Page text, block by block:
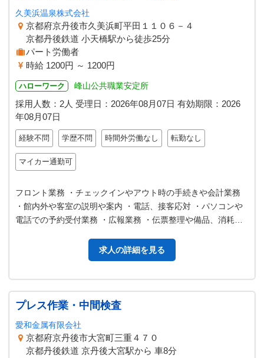
久美浜温泉株式会社
京都府京丹後市久美浜町平田１１０６－４
京都丹後鉄道 小天橋駅から徒歩25分
パート労働者
時給 1200円 ～ 1200円
ハローワーク 峰山公共職業安定所
採用人数：2人 受理日： 2026年08月07日 有効期限： 2026
年08月07日
経験不問 学歴不問 時間外労働なし 転勤なし
マイカー通勤可
フロント業務 ・チェックインやアウト時の手続きや会計業務
・館内外や客室の説明や案内 ・電話、接客応対 ・パソコンや
電話での予約受付業務 ・広報業務 ・伝票整理や備品、消耗品
求人の詳細を見る
プレス作業・中間検査
愛和金属有限会社
京都府京丹後市大宮町三重４７０
京都丹後鉄道 京丹後大宮駅から 車8分